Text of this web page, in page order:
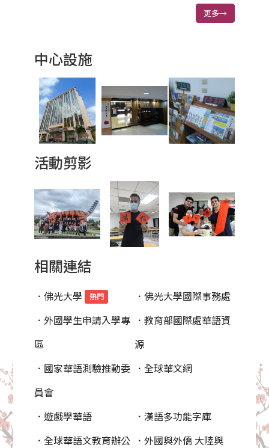
更多→
中心設施
活動剪影
相關連結
．佛光大學 熱門
．佛光大學國際事務處
．外國學生申請入學專
區
．教育部國際處華語資
源
．國家華語測驗推動委
員會
．全球華文網
．遊戲學華語
．漢語多功能字庫
．全球華語文教育辦公 ．外國與外僑 大陸與